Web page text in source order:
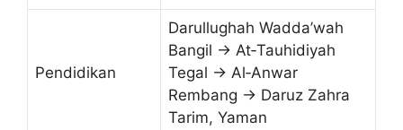
Pendidikan
Darullughah Wadda’wah
Bangil → At‑Tauhidiyah
Tegal → Al‑Anwar
Rembang → Daruz Zahra
Tarim, Yaman